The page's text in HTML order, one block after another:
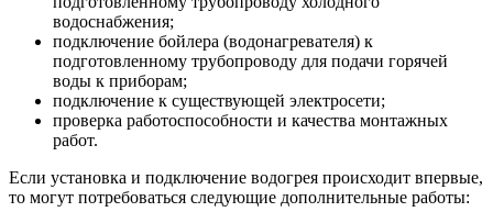
водоснабжения;
подключение бойлера (водонагревателя) к
подготовленному трубопроводу для подачи горячей
воды к приборам;
подключение к существующей электросети;
проверка работоспособности и качества монтажных
работ.
Если установка и подключение водогрея происходит впервые,
то могут потребоваться следующие дополнительные работы: